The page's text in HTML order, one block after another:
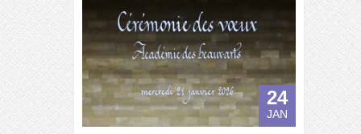
24
JAN